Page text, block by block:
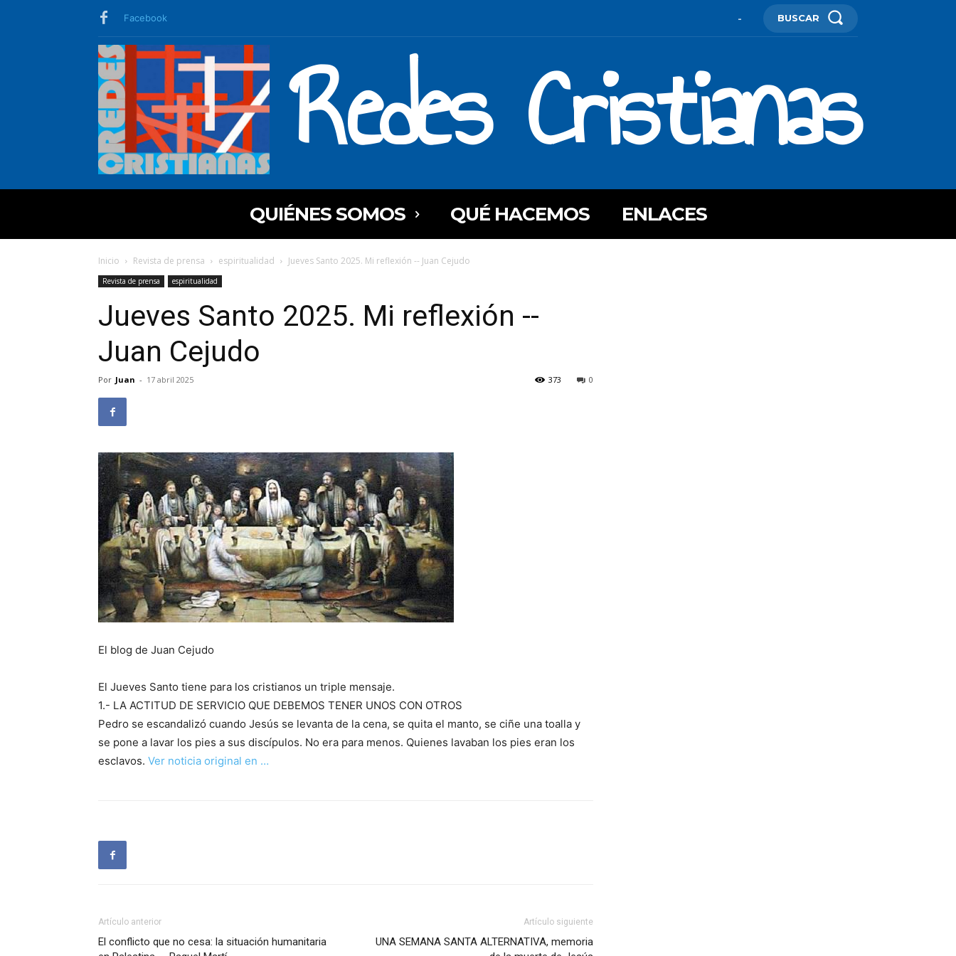
Facebook - BUSCAR
Redes Cristianas
QUIÉNES SOMOS QUÉ HACEMOS ENLACES
Inicio Revista de prensa espiritualidad Jueves Santo 2025. Mi reflexión -- Juan Cejudo
Revista de prensa espiritualidad
Jueves Santo 2025. Mi reflexión --
Juan Cejudo
Por Juan - 17 abril 2025 0
373
El blog de Juan Cejudo
El Jueves Santo tiene para los cristianos un triple mensaje.
1.- LA ACTITUD DE SERVICIO QUE DEBEMOS TENER UNOS CON OTROS
Pedro se escandalizó cuando Jesús se levanta de la cena, se quita el manto, se ciñe una toalla y
se pone a lavar los pies a sus discípulos. No era para menos. Quienes lavaban los pies eran los
esclavos. Ver noticia original en …
Artículo anterior
El conflicto que no cesa: la situación humanitaria
Artículo siguiente
UNA SEMANA SANTA ALTERNATIVA, memoria